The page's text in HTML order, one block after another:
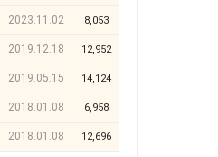
2023.11.02 8,053
2019.12.18 12,952
2019.05.15 14,124
2018.01.08 6,958
2018.01.08 12,696